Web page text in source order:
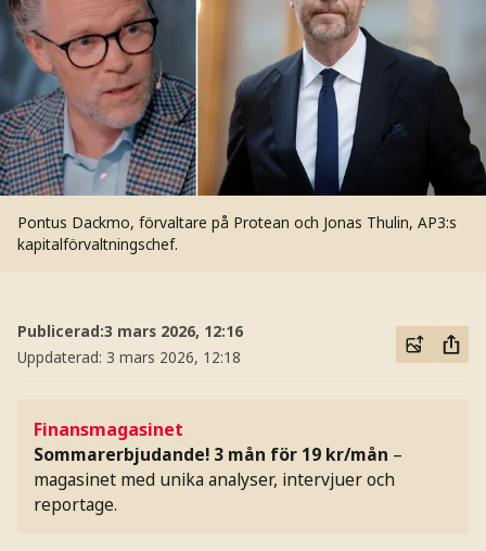
Pontus Dackmo, förvaltare på Protean och Jonas Thulin, AP3:s
kapitalförvaltningschef.
Publicerad:3 mars 2026, 12:16
Uppdaterad: 3 mars 2026, 12:18
Finansmagasinet
Sommarerbjudande! 3 mån för 19 kr/mån –
magasinet med unika analyser, intervjuer och
reportage.